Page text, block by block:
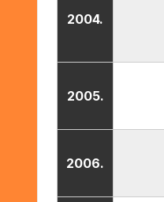
2004.
2005.
2006.